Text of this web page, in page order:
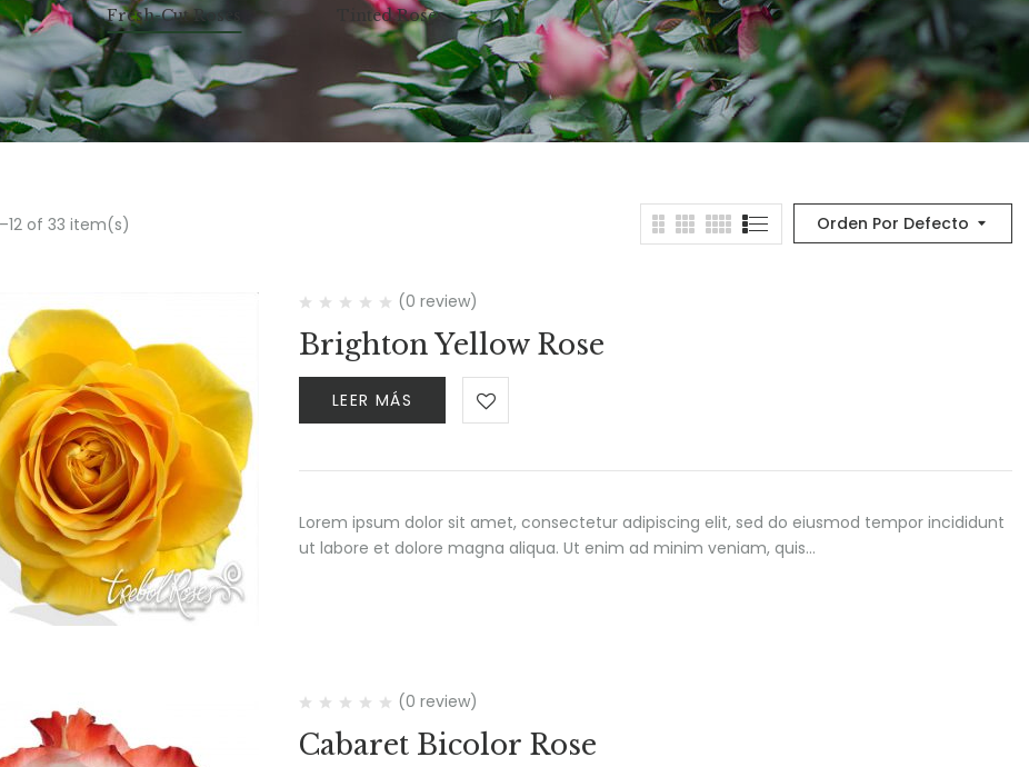
Fresh-Cut Roses Tinted Roses
Orden Por Defecto
of 33 item(s)
(0 review)
Brighton Yellow Rose
LEER MÁS
Lorem ipsum dolor sit amet, consectetur adipiscing elit, sed do eiusmod tempor incididunt
ut labore et dolore magna aliqua. Ut enim ad minim veniam, quis…
(0 review)
Cabaret Bicolor Rose